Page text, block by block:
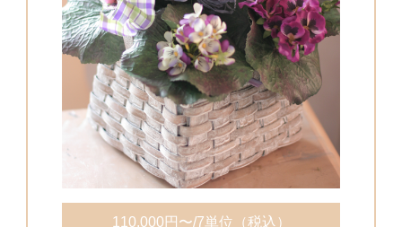
110,000円〜/7単位（税込）